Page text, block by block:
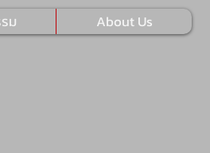
ม About Us